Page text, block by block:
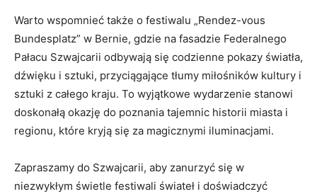
Warto wspomnieć także o festiwalu „Rendez-vous
Bundesplatz” w Bernie, gdzie na‍ fasadzie⁣ Federalnego
Pałacu Szwajcarii odbywają‌ się codzienne pokazy ​światła,
dźwięku i sztuki, ​przyciągające tłumy miłośników kultury i
sztuki z całego kraju. ⁢To wyjątkowe⁢ wydarzenie stanowi
doskonałą okazję⁣ do poznania​ tajemnic historii​ miasta i
regionu, które kryją⁢ się​ za⁣ magicznymi iluminacjami.
Zapraszamy do Szwajcarii, aby zanurzyć się w
niezwykłym świetle festiwali świateł ‌i doświadczyć‌